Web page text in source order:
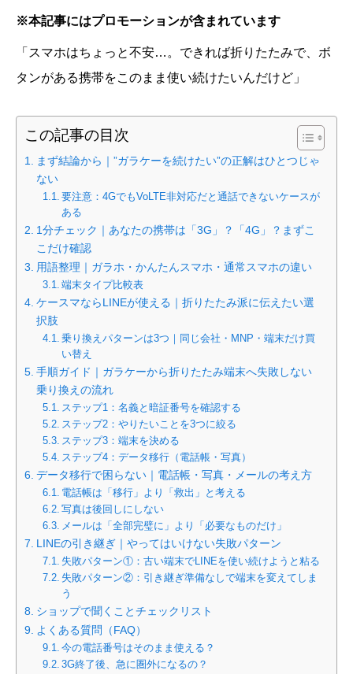
※本記事にはプロモーションが含まれています
「スマホはちょっと不安…。できれば折りたたみで、ボ
タンがある携帯をこのまま使い続けたいんだけど」
この記事の目次
まず結論から｜”ガラケーを続けたい”の正解はひとつじゃ
ない
要注意：4GでもVoLTE非対応だと通話できないケースが
ある
1分チェック｜あなたの携帯は「3G」？「4G」？まずこ
こだけ確認
用語整理｜ガラホ・かんたんスマホ・通常スマホの違い
端末タイプ比較表
ケースマならLINEが使える｜折りたたみ派に伝えたい選
択肢
乗り換えパターンは3つ｜同じ会社・MNP・端末だけ買
い替え
手順ガイド｜ガラケーから折りたたみ端末へ失敗しない
乗り換えの流れ
ステップ1：名義と暗証番号を確認する
ステップ2：やりたいことを3つに絞る
ステップ3：端末を決める
ステップ4：データ移行（電話帳・写真）
データ移行で困らない｜電話帳・写真・メールの考え方
電話帳は「移行」より「救出」と考える
写真は後回しにしない
メールは「全部完璧に」より「必要なものだけ」
LINEの引き継ぎ｜やってはいけない失敗パターン
失敗パターン①：古い端末でLINEを使い続けようと粘る
失敗パターン②：引き継ぎ準備なしで端末を変えてしま
う
ショップで聞くことチェックリスト
よくある質問（FAQ）
今の電話番号はそのまま使える？
3G終了後、急に圏外になるの？